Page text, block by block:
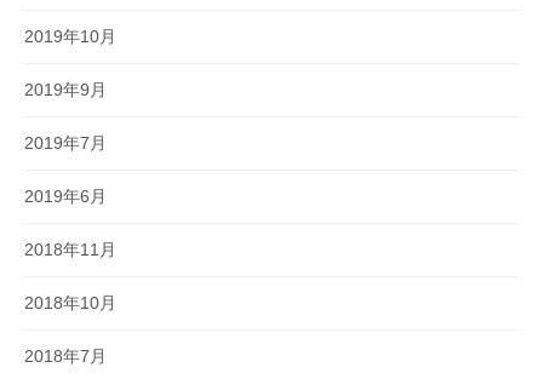
2019年10月
2019年9月
2019年7月
2019年6月
2018年11月
2018年10月
2018年7月